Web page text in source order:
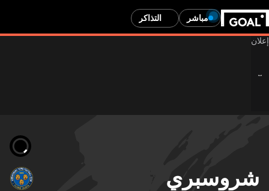
مباشر التذاكر